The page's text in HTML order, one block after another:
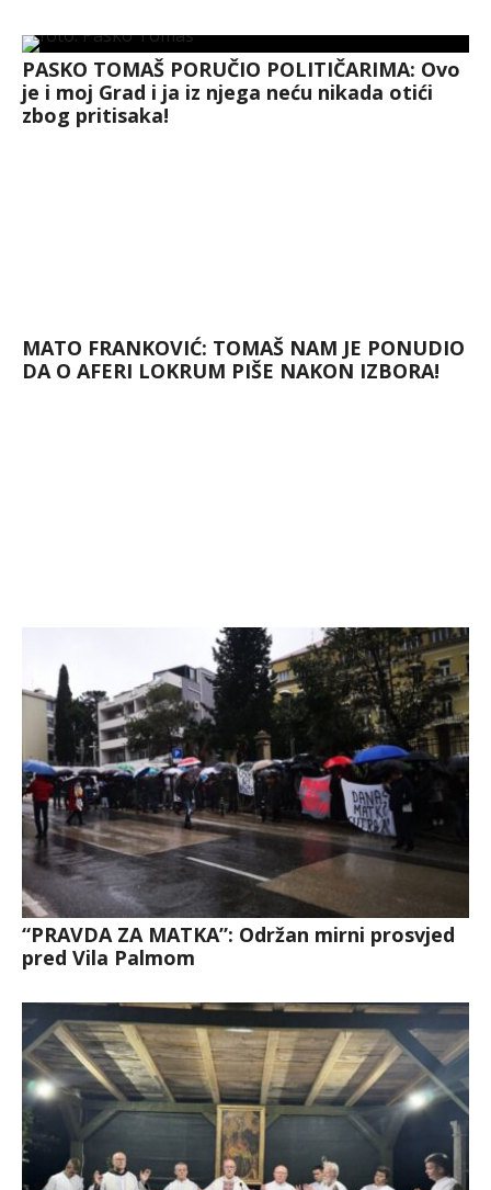
PASKO TOMAŠ PORUČIO POLITIČARIMA: Ovo
je i moj Grad i ja iz njega neću nikada otići
zbog pritisaka!
MATO FRANKOVIĆ: TOMAŠ NAM JE PONUDIO
DA O AFERI LOKRUM PIŠE NAKON IZBORA!
“PRAVDA ZA MATKA”: Održan mirni prosvjed
pred Vila Palmom